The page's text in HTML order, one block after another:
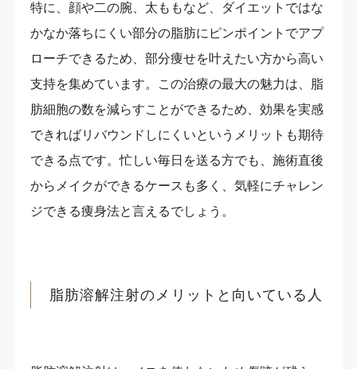
特に、顔や二の腕、太ももなど、ダイエットではな
かなか落ちにくい部分の脂肪にピンポイントでアプ
ローチできるため、部分痩せを叶えたい方から高い
支持を集めています。この治療の最大の魅力は、脂
肪細胞の数を減らすことができるため、効果を実感
できればリバウンドしにくいというメリットも期待
できる点です。忙しい毎日を送る方でも、施術直後
からメイクができるケースも多く、気軽にチャレン
ジできる痩身法と言えるでしょう。
脂肪溶解注射のメリットと向いている人